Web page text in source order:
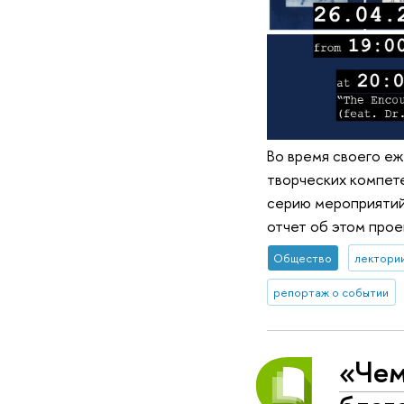
Во время своего
творческих
серию
отчет об этом
Общество
репортаж о событии